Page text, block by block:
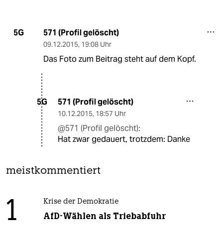
5G 571 (Profil gelöscht)
09.12.2015, 19:08 Uhr
Das Foto zum Beitrag steht auf dem Kopf.
5G 571 (Profil gelöscht)
10.12.2015, 18:57 Uhr
@571 (Profil gelöscht):
Hat zwar gedauert, trotzdem: Danke
meistkommentiert
1 Krise der Demokratie
AfD-Wählen als Triebabfuhr